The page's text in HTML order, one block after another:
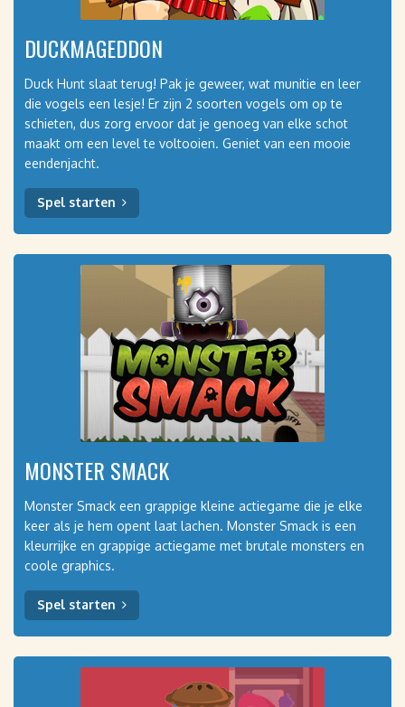
DUCKMAGEDDON
Duck Hunt slaat terug! Pak je geweer, wat munitie en leer
die vogels een lesje! Er zijn 2 soorten vogels om op te
schieten, dus zorg ervoor dat je genoeg van elke schot
maakt om een level te voltooien. Geniet van een mooie
eendenjacht.
Spel starten
MONSTER SMACK
Monster Smack een grappige kleine actiegame die je elke
keer als je hem opent laat lachen. Monster Smack is een
kleurrijke en grappige actiegame met brutale monsters en
coole graphics.
Spel starten